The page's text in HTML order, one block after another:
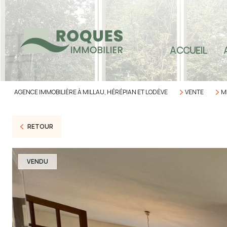
ACCUEIL
AGENCE IMMOBILIÈRE À MILLAU, HÉRÉPIAN ET LODÈVE VENTE
RETOUR
VENDU